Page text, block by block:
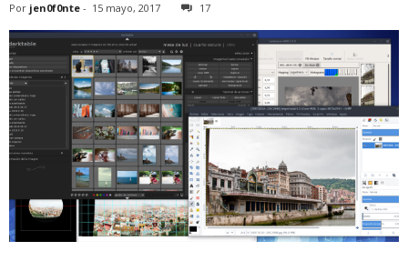
Por jen0f0nte - 15 mayo, 2017 17